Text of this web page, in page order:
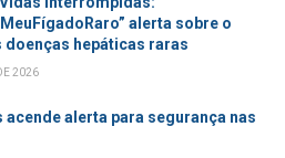
alerta sobre o
doenças hepáticas raras
2026
acende alerta para segurança nas